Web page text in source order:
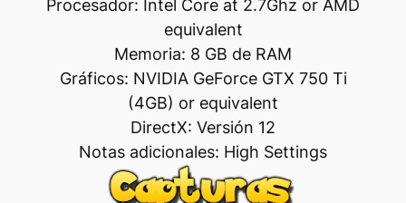
Procesador: Intel Core at 2.7Ghz or AMD
equivalent
Memoria: 8 GB de RAM
Gráficos: NVIDIA GeForce GTX 750 Ti
(4GB) or equivalent
DirectX: Versión 12
Notas adicionales: High Settings